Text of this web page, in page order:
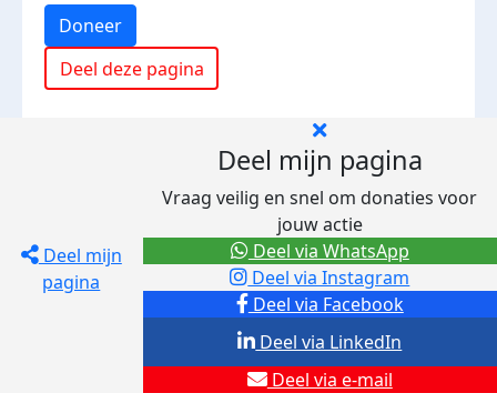
Doneer
Deel deze pagina
Deel mijn
pagina
Deel mijn pagina
Vraag veilig en snel om donaties voor
jouw actie
Deel via Facebook
Deel via Instagram
Deel via e-mail
Deel via LinkedIn
Deel via WhatsApp